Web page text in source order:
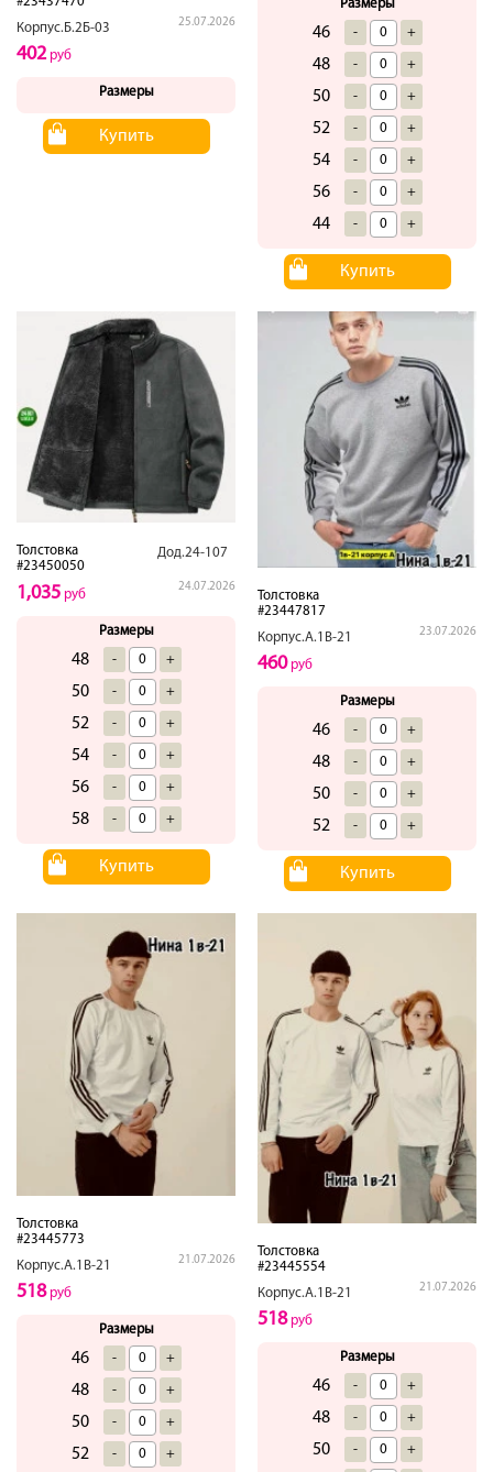
Корпус.Б.2Б-03
25.07.2026
402руб
Размеры
Купить
Размеры
46 - +
48 - +
50 - +
52 - +
54 - +
56 - +
44 - +
Купить
Толстовка
#23450050
Дод.24-107
24.07.2026
1,035 руб
Размеры
48 - +
50 - +
52 - +
54 - +
56 - +
58 - +
Купить
Толстовка
#23447817
Корпус.А.1В-21
23.07.2026
460руб
Размеры
46 - +
48 - +
50 - +
52 - +
Купить
Толстовка
#23445773
Корпус.А.1В-21
21.07.2026
518руб
Размеры
46 - +
48 - +
50 - +
52 - +
Толстовка
#23445554
Корпус.А.1В-21
21.07.2026
518руб
Размеры
46 - +
48 - +
50 - +